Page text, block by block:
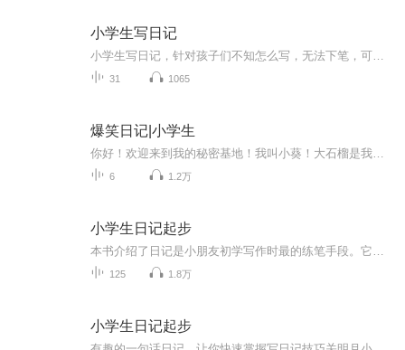
小学生写日记
31 1065
爆笑日记|小学生
6 1.2万
小学生日记起步
125 1.8万
小学生日记起步